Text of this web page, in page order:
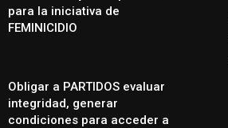
para la iniciativa de
FEMINICIDIO
Obligar a PARTIDOS evaluar
integridad, generar
condiciones para acceder a